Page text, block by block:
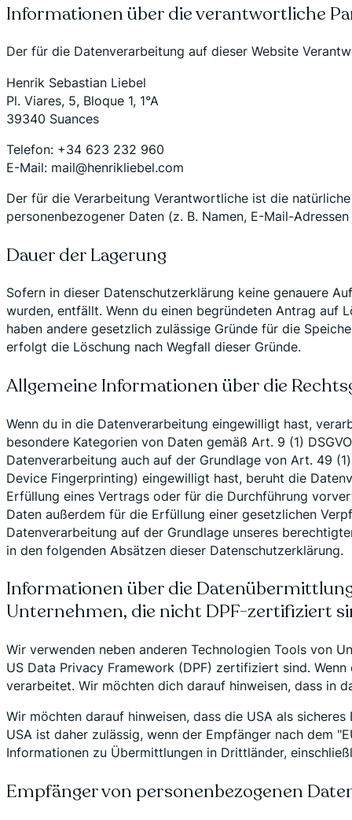
Informationen über die verantwortliche
Der für die Datenverarbeitung auf dieser Website
Henrik Sebastian Liebel
Pl. Viares, 5, Bloque 1, 1°A
39340 Suances
Telefon: +34 623 232 960
E-Mail: mail@henrikliebel.com
Der für die Verarbeitung Verantwortliche ist die
personenbezogener Daten (z. B. Namen, E-Mail-
Dauer der Lagerung
Sofern in dieser Datenschutzerklärung keine genauere
wurden, entfällt. Wenn du einen begründeten Antrag auf
haben andere gesetzlich zulässige Gründe für die
erfolgt die Löschung nach Wegfall dieser Gründe.
Allgemeine Informationen über die
Wenn du in die Datenverarbeitung eingewilligt hast,
besondere Kategorien von Daten gemäß Art. 9 (1)
Datenverarbeitung auch auf der Grundlage von Art. 49
Device Fingerprinting) eingewilligt hast, beruht die
Erfüllung eines Vertrags oder für die Durchführung
Daten außerdem für die Erfüllung einer gesetzlichen
Datenverarbeitung auf der Grundlage unseres
in den folgenden Absätzen dieser Datenschutzerklärung.
Informationen über die
Unternehmen, die nicht DPF-zertifiziert
Wir verwenden neben anderen Technologien Tools von
US Data Privacy Framework (DPF) zertifiziert sind.
verarbeitet. Wir möchten dich darauf hinweisen, dass in
Wir möchten darauf hinweisen, dass die USA als
USA ist daher zulässig, wenn der Empfänger nach dem
Informationen zu Übermittlungen in Drittländer,
Empfänger von personenbezogenen